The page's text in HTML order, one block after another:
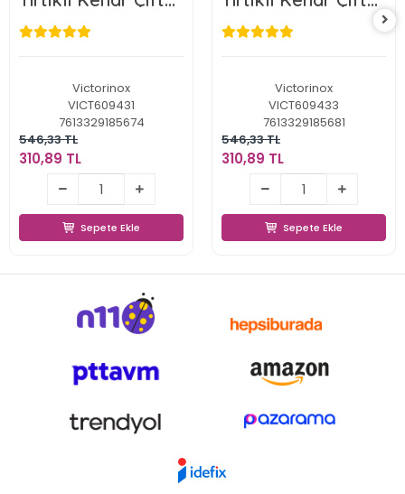
Taraf Kırmızı
Soyacak
Victorinox
VICT609431
7613329185674
546,33 TL
310,89 TL
310,89 TL
Sepete Ekle
Sepete Ekle
Taraf Siyah
Soyacak
Victorinox
VICT609433
7613329185681
546,33 TL
310,89 TL
310,89 TL
Sepete Ekle
Sepete Ekle